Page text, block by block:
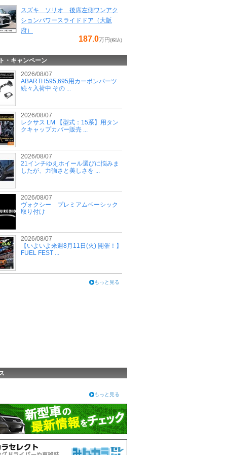
スズキ ソリオ 後席左側ワンアク
ションパワースライドドア（大阪
府）
187.0万円(税込)
・キャンペーン
2026/08/07
ABARTH595,695用カーボンパーツ
続々入荷中 その ...
2026/08/07
レクサス LM 【型式：15系】用タン
クキャップカバー販売 ...
2026/08/07
21インチゆえホイール選びに悩みま
したが、力強さと美しさを ...
2026/08/07
ヴォクシー プレミアムベーシック
取り付け
2026/08/07
【いよいよ来週8月11日(火) 開催！】
FUEL FEST ...
もっと見る
もっと見る